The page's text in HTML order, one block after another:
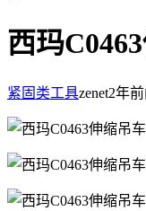
西玛
紧固类工具zenet2年前